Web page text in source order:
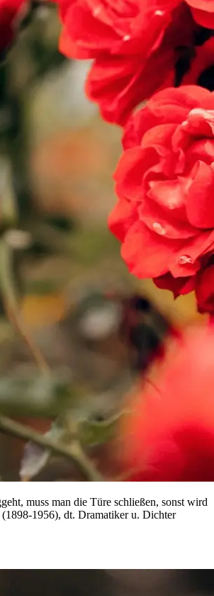
muss man die Türe schließen, sonst wird
1956), dt. Dramatiker u. Dichter